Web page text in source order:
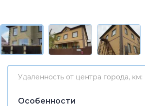
Удаленность от центра города, км:
Особенности